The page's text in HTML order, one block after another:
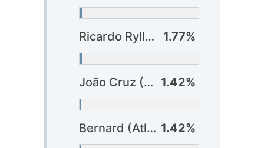
Ricardo Ryller (Vitória) 1.77%
João Cruz (Athlético-PR) 1.42%
Bernard (Atlético-MG) 1.42%